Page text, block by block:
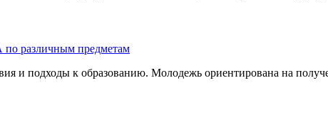
и подходы к образованию. Молодежь ориентирована на